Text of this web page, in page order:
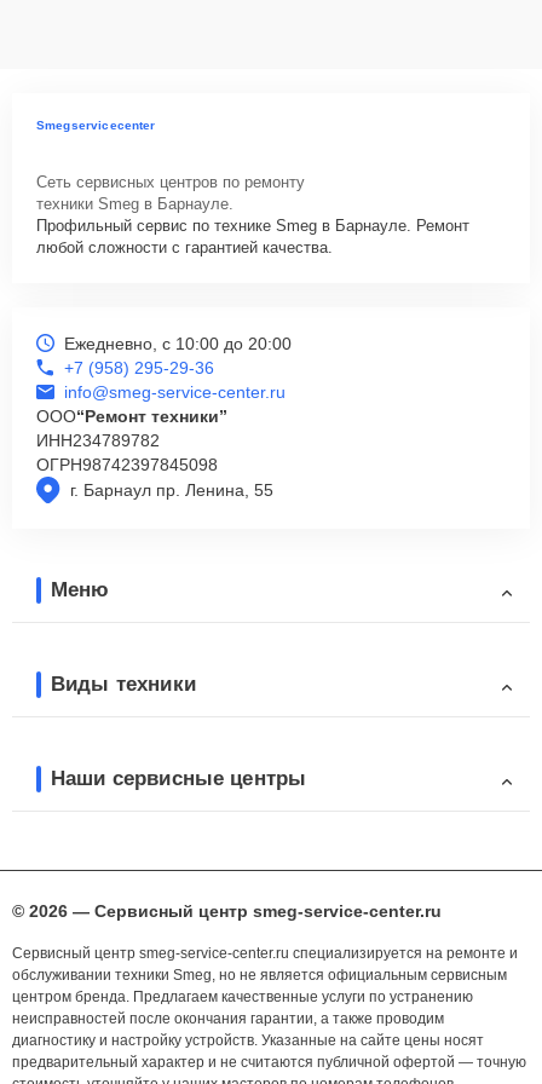
Для запуска процесса ремонта варочной панели Smeg PTS605EB3
проконсультируют по всем необходимым вопросам, запишут на
диагностику, подскажут с вариантами курьерской доставки или
оформят выезд мастера в удобное время и место.
Smegservicecenter
Сеть сервисных центров по ремонту
техники Smeg в Барнауле.
Профильный сервис по технике Smeg в Барнауле. Ремонт
любой сложности с гарантией качества.
г. Барнаул пр. Ленина, 55
Ежедневно, с 10:00 до 20:00
+7 (958) 295-29-36
info@smeg-service-center.ru
ООО“Ремонт техники”
ИНН234789782
ОГРН98742397845098
Меню
Виды техники
Наши сервисные центры
© 2026 — Сервисный центр smeg-service-center.ru
Сервисный центр smeg-service-center.ru специализируется на ремонте и
обслуживании техники Smeg, но не является официальным сервисным
центром бренда. Предлагаем качественные услуги по устранению
неисправностей после окончания гарантии, а также проводим
диагностику и настройку устройств. Указанные на сайте цены носят
предварительный характер и не считаются публичной офертой — точную